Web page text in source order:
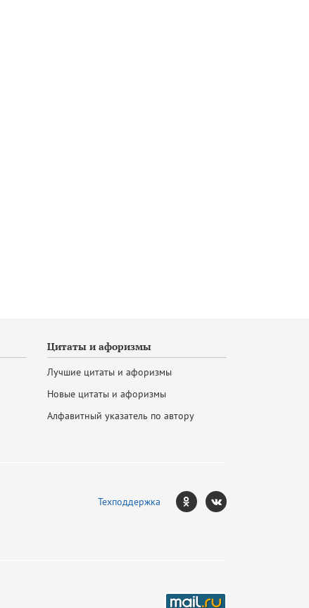
Цитаты и афоризмы
Лучшие цитаты и афоризмы
Новые цитаты и афоризмы
Алфавитный указатель по автору
Техподдержка